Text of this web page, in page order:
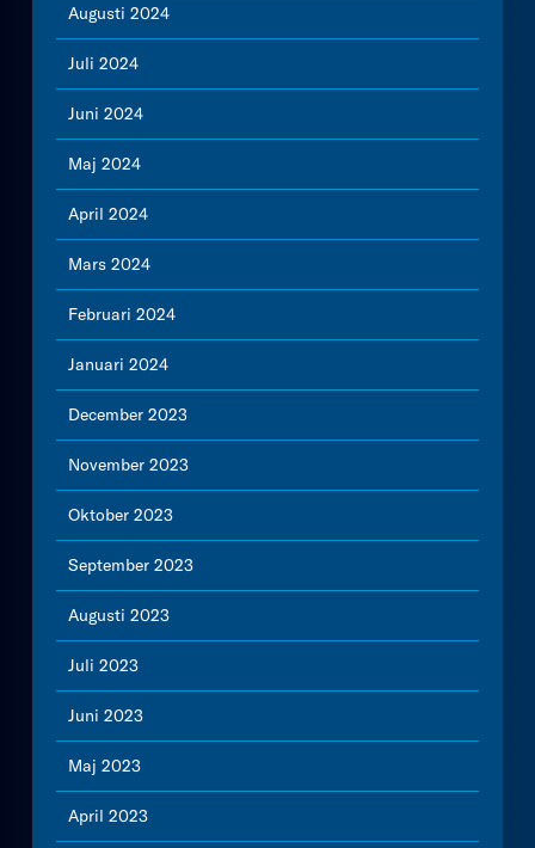
Augusti 2024
Juli 2024
Juni 2024
Maj 2024
April 2024
Mars 2024
Februari 2024
Januari 2024
December 2023
November 2023
Oktober 2023
September 2023
Augusti 2023
Juli 2023
Juni 2023
Maj 2023
April 2023